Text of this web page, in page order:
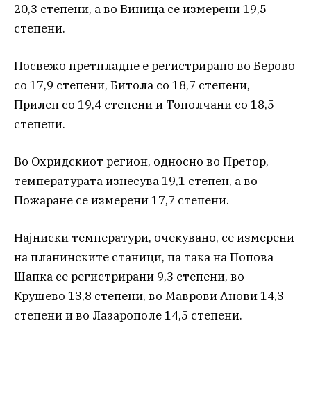
20,3 степени, а во Виница се измерени 19,5
степени.
Посвежо претпладне е регистрирано во Берово
со 17,9 степени, Битола со 18,7 степени,
Прилеп со 19,4 степени и Тополчани со 18,5
степени.
Во Охридскиот регион, односно во Претор,
температурата изнесува 19,1 степен, а во
Пожаране се измерени 17,7 степени.
Најниски температури, очекувано, се измерени
на планинските станици, па така на Попова
Шапка се регистрирани 9,3 степени, во
Крушево 13,8 степени, во Маврови Анови 14,3
степени и во Лазарополе 14,5 степени.